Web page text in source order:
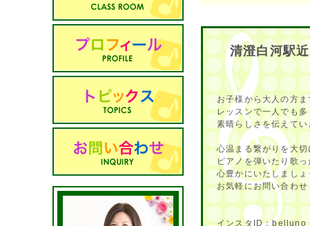
清澄白河駅
お子様から大人の方
レッスンで一人でも
素晴らしさを伝えてい
心温まる繋がりを大切
ピアノを弾いたり歌っ
心豊かにいたしましょ
お気軽にお問い合わせ
インスタID：